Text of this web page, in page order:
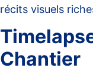
récits visuels
Chantier